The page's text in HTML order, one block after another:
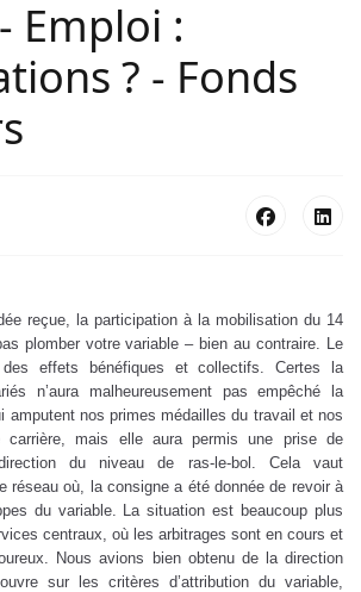
Emploi :
? - Fonds
reçue, la participation à la mobilisation du 14
plomber votre variable – bien au contraire. Le
des effets bénéfiques et collectifs. Certes la
n’aura malheureusement pas empêché la
amputent nos primes médailles du travail et nos
carrière, mais elle aura permis une prise de
du niveau de ras-le-bol. Cela vaut
réseau où, la consigne a été donnée de revoir à
du variable. La situation est beaucoup plus
centraux, où les arbitrages sont en cours et
Nous avions bien obtenu de la direction
sur les critères d’attribution du variable,